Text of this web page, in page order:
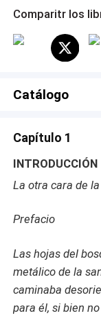
Comparitr los
Catálogo
Capítulo 1
INTRODUCCIÓN
La otra cara de
Prefacio
Las hojas del
metálico de la
caminaba
para él, si bien